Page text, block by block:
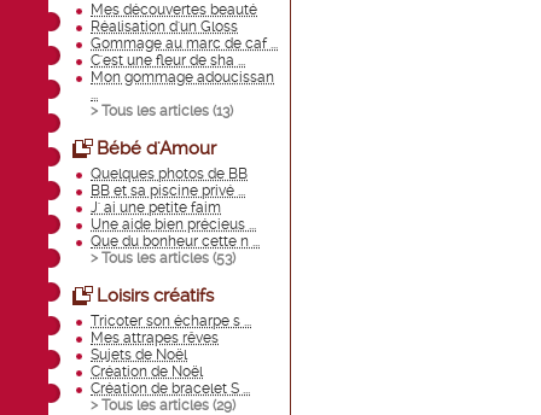
Mes découvertes beauté
Réalisation d'un Gloss
Gommage au marc de caf ...
C'est une fleur de sha ...
Mon gommage adoucissan
...
> Tous les articles (13)
Bébé d'Amour
Quelques photos de BB
BB et sa piscine privé ...
J' ai une petite faim
Une aide bien précieus ...
Que du bonheur cette n ...
> Tous les articles (53)
Loisirs créatifs
Tricoter son écharpe s ...
Mes attrapes rêves
Sujets de Noël
Création de Noël
Création de bracelet S ...
> Tous les articles (29)